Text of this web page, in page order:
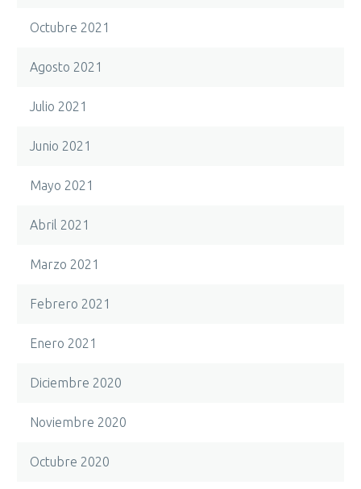
Octubre 2021
Agosto 2021
Julio 2021
Junio 2021
Mayo 2021
Abril 2021
Marzo 2021
Febrero 2021
Enero 2021
Diciembre 2020
Noviembre 2020
Octubre 2020